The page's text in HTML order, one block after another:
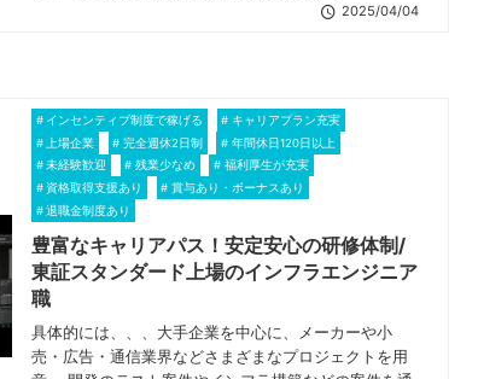
2025/04/04
インセンティブ制度で稼げる
キャリアプラン充実
上場企業
完全週休2日制
年間休日120日以上
未経験歓迎
残業少なめ
福利厚生が充実
資格取得支援あり
賞与あり・ボーナスあり
退職金制度あり
豊富なキャリアパス！安定安心の研修体制/
東証スタンダード上場のインフラエンジニア
職
具体的には、、、大手企業を中心に、メーカーや小
売・広告・通信業界などさまざまなプロジェクトを用